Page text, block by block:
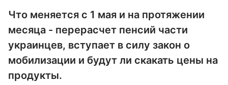
Что меняется с 1 мая и на протяжении
месяца - перерасчет пенсий части
украинцев, вступает в силу закон о
мобилизации и будут ли скакать цены на
продукты.